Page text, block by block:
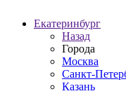
Екатеринбург
Назад
Города
Москва
Санкт-
Казань